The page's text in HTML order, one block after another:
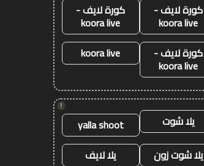
كورة لايف -
koora live
كورة لايف -
koora live
كورة لايف -
koora live
koora live
!
يلا شوت
yalla shoot
يلا شوت زون
يلا لايف